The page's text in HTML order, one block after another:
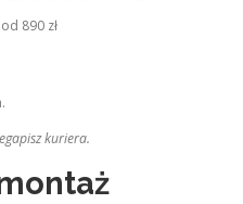
890 zł
kuriera.